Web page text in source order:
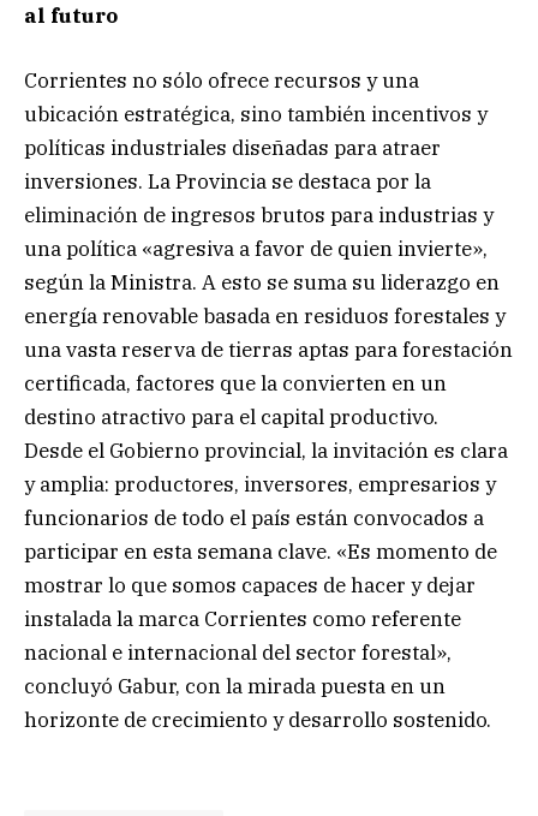
al futuro
Corrientes no sólo ofrece recursos y una
ubicación estratégica, sino también incentivos y
políticas industriales diseñadas para atraer
inversiones. La Provincia se destaca por la
eliminación de ingresos brutos para industrias y
una política «agresiva a favor de quien invierte»,
según la Ministra. A esto se suma su liderazgo en
energía renovable basada en residuos forestales y
una vasta reserva de tierras aptas para forestación
certificada, factores que la convierten en un
destino atractivo para el capital productivo.
Desde el Gobierno provincial, la invitación es clara
y amplia: productores, inversores, empresarios y
funcionarios de todo el país están convocados a
participar en esta semana clave. «Es momento de
mostrar lo que somos capaces de hacer y dejar
instalada la marca Corrientes como referente
nacional e internacional del sector forestal»,
concluyó Gabur, con la mirada puesta en un
horizonte de crecimiento y desarrollo sostenido.